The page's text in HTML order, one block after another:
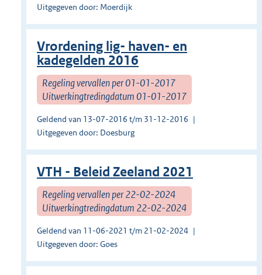
Uitgegeven door: Moerdijk
Vrordening lig- haven- en
kadegelden 2016
Regeling vervallen per 01-01-2017
Uitwerkingtredingdatum 01-01-2017
Geldend van 13-07-2016 t/m 31-12-2016
Uitgegeven door: Doesburg
VTH - Beleid Zeeland 2021
Regeling vervallen per 22-02-2024
Uitwerkingtredingdatum 22-02-2024
Geldend van 11-06-2021 t/m 21-02-2024
Uitgegeven door: Goes